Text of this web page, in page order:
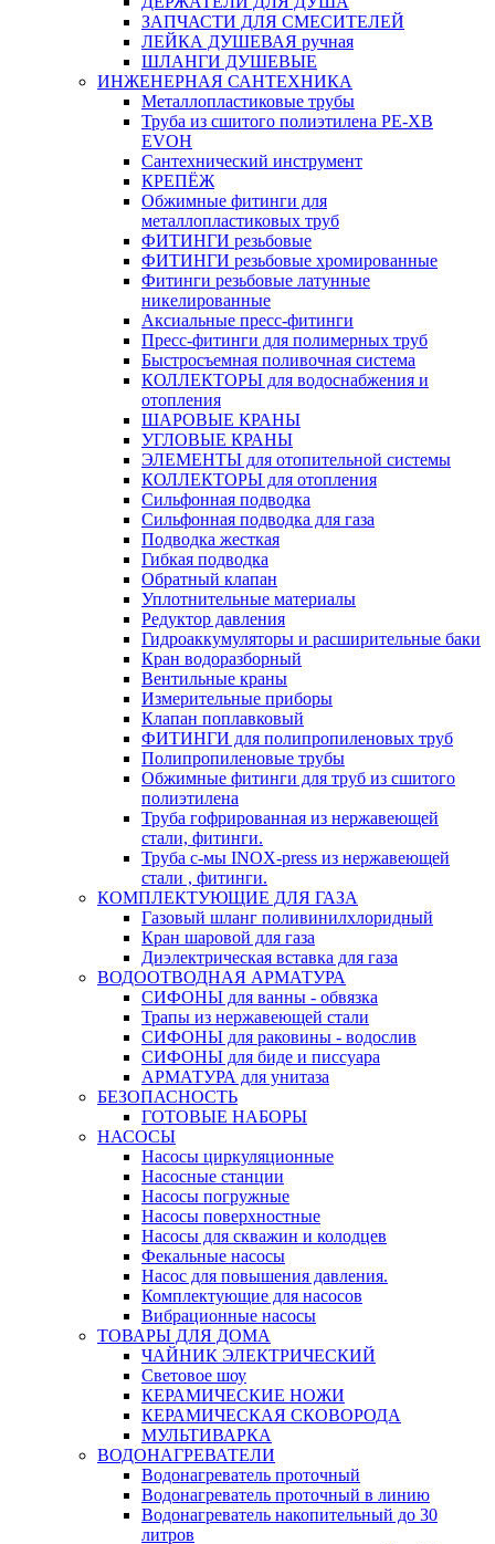
ЗАПЧАСТИ ДЛЯ СМЕСИТЕЛЕЙ
ЛЕЙКА ДУШЕВАЯ ручная
ШЛАНГИ ДУШЕВЫЕ
ИНЖЕНЕРНАЯ САНТЕХНИКА
Металлопластиковые трубы
Труба из сшитого полиэтилена PE-XB
EVOH
Сантехнический инструмент
КРЕПЁЖ
Обжимные фитинги для
металлопластиковых труб
ФИТИНГИ резьбовые
ФИТИНГИ резьбовые хромированные
Фитинги резьбовые латунные
никелированные
Аксиальные пресс-фитинги
Пресс-фитинги для полимерных труб
Быстросъемная поливочная система
КОЛЛЕКТОРЫ для водоснабжения и
отопления
ШАРОВЫЕ КРАНЫ
УГЛОВЫЕ КРАНЫ
ЭЛЕМЕНТЫ для отопительной системы
КОЛЛЕКТОРЫ для отопления
Сильфонная подводка
Cильфонная подводка для газа
Подводка жесткая
Гибкая подводка
Обратный клапан
Уплотнительные материалы
Редуктор давления
Гидроаккумуляторы и расширительные баки
Кран водоразборный
Вентильные краны
Измерительные приборы
Клапан поплавковый
ФИТИНГИ для полипропиленовых труб
Полипропиленовые трубы
Обжимные фитинги для труб из сшитого
полиэтилена
Труба гофрированная из нержавеющей
стали, фитинги.
Труба с-мы INOX-press из нержавеющей
стали , фитинги.
КОМПЛЕКТУЮЩИЕ ДЛЯ ГАЗА
Газовый шланг поливинилхлоридный
Кран шаровой для газа
Диэлектрическая вставка для газа
ВОДООТВОДНАЯ АРМАТУРА
СИФОНЫ для ванны - обвязка
Трапы из нержавеющей стали
СИФОНЫ для раковины - водослив
СИФОНЫ для биде и писсуара
АРМАТУРА для унитаза
БЕЗОПАСНОСТЬ
ГОТОВЫЕ НАБОРЫ
НАСОСЫ
Насосы циркуляционные
Насосные станции
Насосы погружные
Насосы поверхностные
Насосы для скважин и колодцев
Фекальные насосы
Насос для повышения давления.
Комплектующие для насосов
Вибрационные насосы
ТОВАРЫ ДЛЯ ДОМА
ЧАЙНИК ЭЛЕКТРИЧЕСКИЙ
Световое шоу
КЕРАМИЧЕСКИЕ НОЖИ
КЕРАМИЧЕСКАЯ СКОВОРОДА
МУЛЬТИВАРКА
ВОДОНАГРЕВАТЕЛИ
Водонагреватель проточный
Водонагреватель проточный в линию
Водонагреватель накопительный до 30
литров